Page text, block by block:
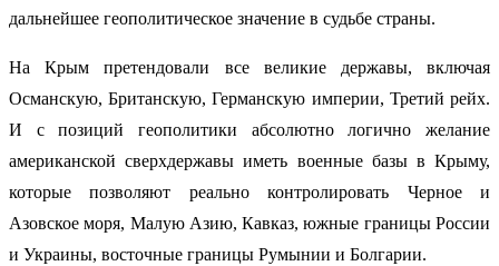
дальнейшее геополитическое значение в судьбе страны.
На Крым претендовали все великие державы, включая
Османскую, Британскую, Германскую империи, Третий рейх.
И с позиций геополитики абсолютно логично желание
американской сверхдержавы иметь военные базы в Крыму,
которые позволяют реально контролировать Черное и
Азовское моря, Малую Азию, Кавказ, южные границы России
и Украины, восточные границы Румынии и Болгарии.